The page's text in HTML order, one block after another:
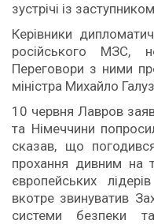
зустрічі із
Керівники
російського МЗС,
Переговори з ними
міністра Михайло
10 червня Лавров
та Німеччини
сказав, що
прохання дивним на
європейських
вкотре звинуватив
системи безпеки